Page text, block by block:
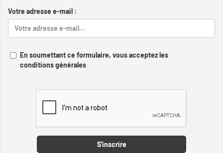
Votre adresse e-mail :
En soumettant ce formulaire, vous acceptez les
conditions générales
S'inscrire